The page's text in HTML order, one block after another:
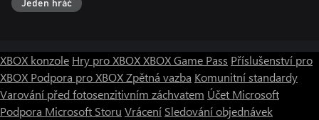
Jeden hráč
XBOX konzole Hry pro XBOXXBOX Game Pass Příslušenství pro
XBOX Podpora pro XBOXZpětná vazba Komunitní standardy
Varování před fotosenzitivním záchvatem Účet Microsoft
Podpora Microsoft Storu Vrácení Sledování objednávek